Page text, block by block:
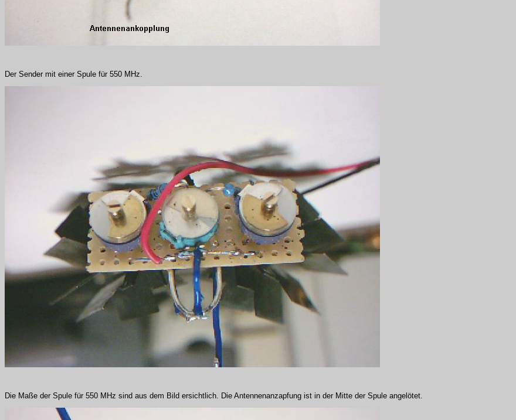
Der Sender mit einer Spule für 550 MHz.
Die Maße der Spule für 550 MHz sind aus dem Bild ersichtlich. Die Antennenanzapfung ist in der Mitte der Spule angelötet.